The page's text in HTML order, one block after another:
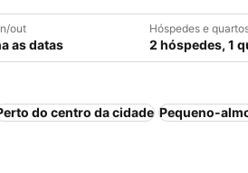
out
as datas
Hóspedes e
2 hóspedes, 1
do centro da cidade Pequeno-